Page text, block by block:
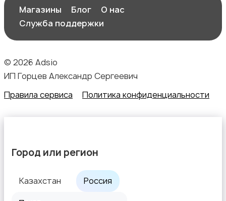
Магазины Блог
О нас
Служба поддержки
© 2026 Adsio
ИП Горцев Александр Сергеевич
Правила сервиса
Политика конфиденциальности
Город или регион
Казахстан Россия